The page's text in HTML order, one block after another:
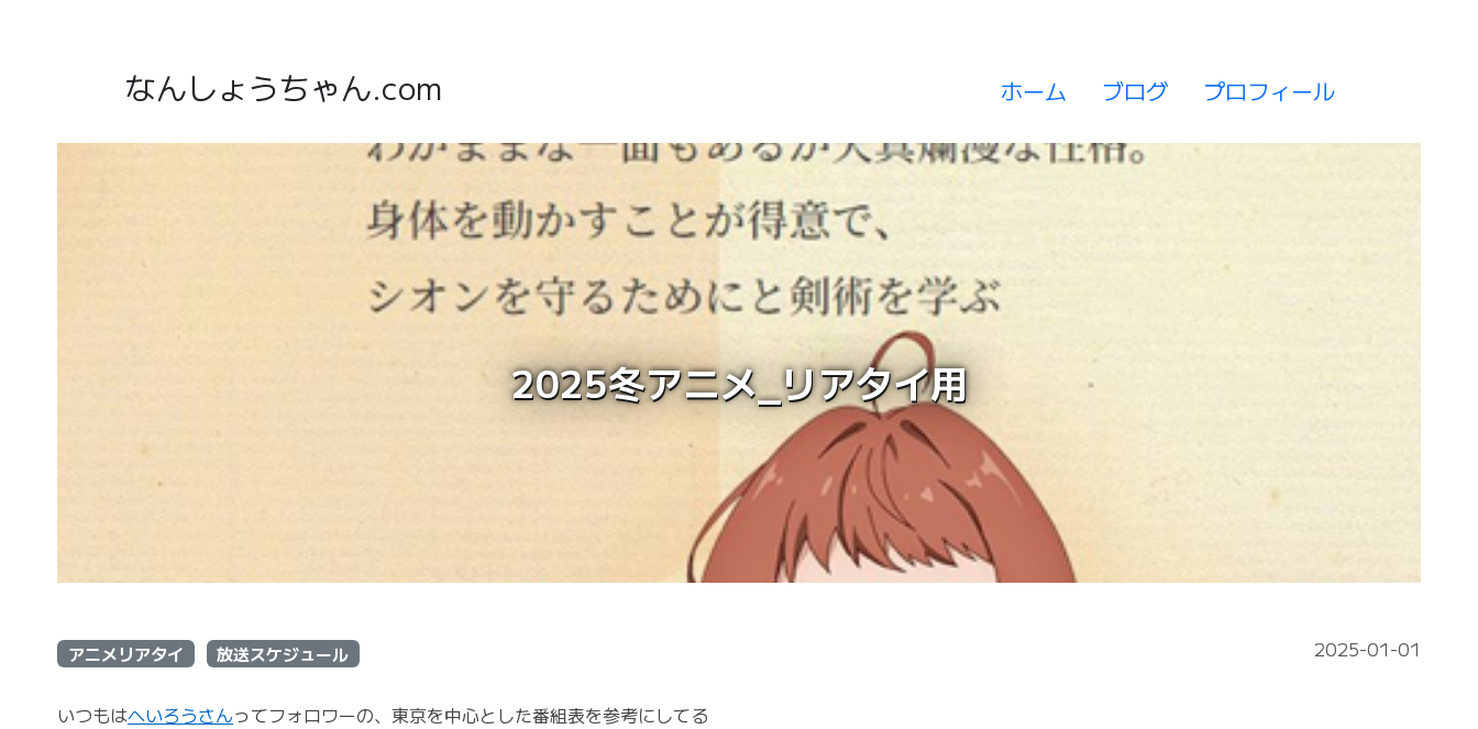
なんしょうちゃん.com ホーム ブログ プロフィール
2025冬アニメ_リアタイ用
アニメリアタイ 放送スケジュール 2025-01-01
いつもはへいろうさんってフォロワーの、東京を中心とした番組表を参考にしてる